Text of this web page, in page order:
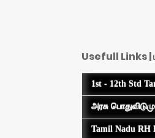
Usefull Links
1st - 12th Std
அரசு
Tamil Nadu RH